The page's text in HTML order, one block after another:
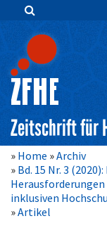
Zum
springen
Hauptnavigation
Inhalt
Sidebar
Zeitschrift für
Home
Archiv
Bd. 15 Nr. 3
inklusiven
Artikel